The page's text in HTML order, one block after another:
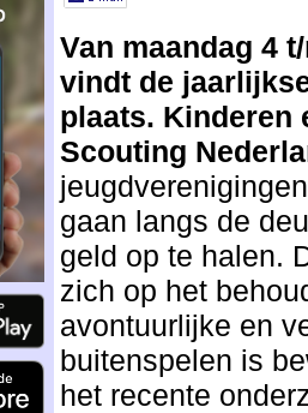
Van maandag 4
vindt de
plaats. Kinderen
Scouting
gaan langs de
geld op te halen.
zich op het
avontuurlijke en
buitenspelen is
het recente